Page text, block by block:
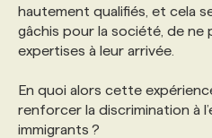
hautement qualifiés, et cela
gâchis pour la société, de ne
expertises à leur arrivée.
En quoi alors cette
renforcer la discrimination à
immigrants ?